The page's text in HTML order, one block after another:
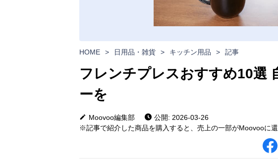
HOME > 日用品・雑貨 > キッチン用品 > 記事
フレンチプレスおすすめ10選
ーを
Moovoo編集部
公開: 2026-03-26
※記事で紹介した商品を購入すると、売上の一部がMoovooに還